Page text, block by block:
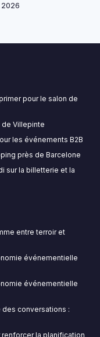
pour le salon de
Villepinte
les événements B2B
près de Barcelone
sur la billetterie et la
entre terroir et
événementielle
événementielle
conversations :
renforcer la planification